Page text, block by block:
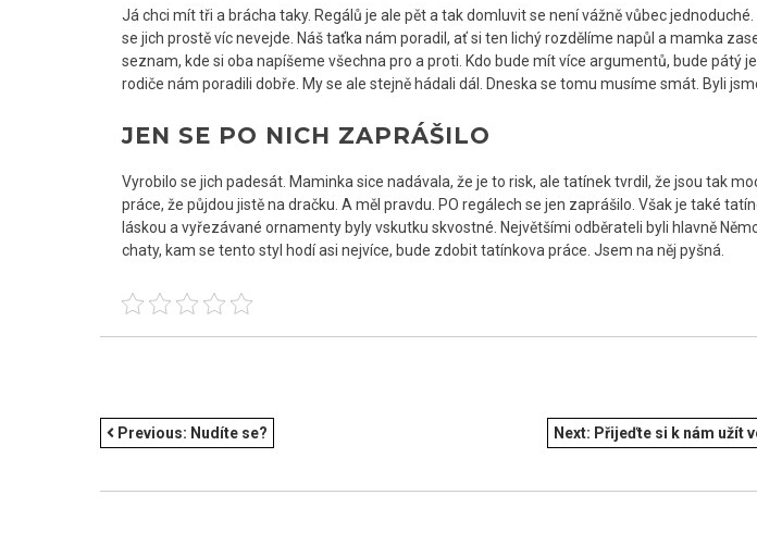
Já chci mít tři a brácha taky. Regálů je ale pět a tak domluvit se není vážně vůbec
se jich prostě víc nevejde. Náš taťka nám poradil, ať si ten lichý rozdělíme napůl a mamka
seznam, kde si oba napíšeme všechna pro a proti. Kdo bude mít více argumentů, bude pátý
rodiče nám poradili dobře. My se ale stejně hádali dál. Dneska se tomu musíme smát. Byli
JEN SE PO NICH ZAPRÁŠILO
Vyrobilo se jich padesát. Maminka sice nadávala, že je to risk, ale tatínek tvrdil, že jsou tak
práce, že půjdou jistě na dračku. A měl pravdu. PO regálech se jen zaprášilo. Však je také
láskou a vyřezávané ornamenty byly vskutku skvostné. Největšími odběrateli byli hlavně
chaty, kam se tento styl hodí asi nejvíce, bude zdobit tatínkova práce. Jsem na něj pyšná.
NAVIGACE
Previous: Nudíte se? Next: Přijeďte si k nám užít